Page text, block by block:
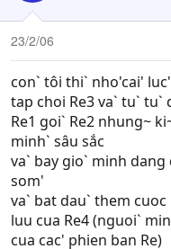
23/2/06
con` tôi thi` nho'cai'
tap choi Re3 va` tu` tu`
Re1 goi` Re2 nhung~
minh` sâu sắc
va` bay gio` minh dang
som'
va` bat dau` them
luu cua Re4 (nguoi`
cua cac' phien ban Re)